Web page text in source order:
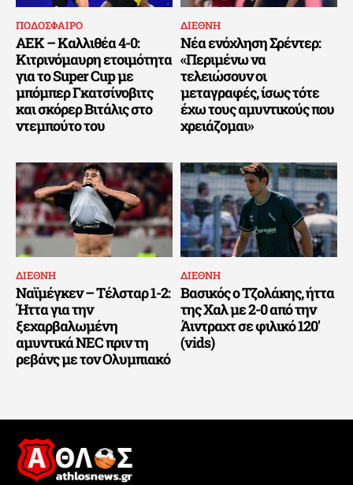
ΠΟΔΟΣΦΑΙΡΟ
ΑΕΚ – Καλλιθέα 4-0:
Κιτρινόμαυρη ετοιμότητα
για το Super Cup με
μπόμπερ Γκατσίνοβιτς
και σκόρερ Βιτάλις στο
ντεμπούτο του
ΔΙΕΘΝΗ
Νέα ενόχληση Σρέντερ:
«Περιμένω να
τελειώσουν οι
μεταγραφές, ίσως τότε
έχω τους αμυντικούς που
χρειάζομαι»
ΔΙΕΘΝΗ
Ναϊμέγκεν – Τέλσταρ 1-2:
Ήττα για την
ξεχαρβαλωμένη
αμυντικά NEC πριν τη
ρεβάνς με τον Ολυμπιακό
ΔΙΕΘΝΗ
Βασικός ο Τζολάκης, ήττα
της Χαλ με 2-0 από την
Άιντραχτ σε φιλικό 120′
(vids)